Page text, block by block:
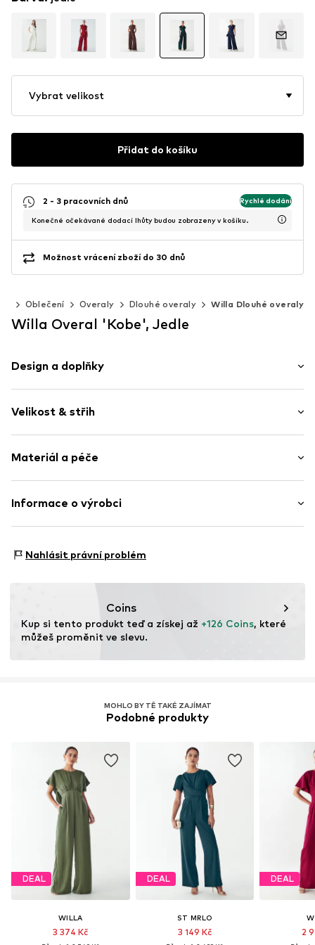
Vybrat velikost
Přidat do košíku
2 - 3 pracovních dnů Rychlé dodání
Konečné očekávané dodací lhůty budou zobrazeny v košíku.
Možnost vrácení zboží do 30 dnů
Oblečení Overaly Dlouhé overaly Willa Dlouhé overaly
Willa Overal 'Kobe', Jedle
Design a doplňky
Košilový límec (klasický)
Sklady
Nařásněné
Boční průhmatové kapsy
Velikost & střih
Délka: Dlouhé / Maxi
Střih: Normální střih
Materiál a péče
Materiál: 3% Elastan, 97% Polyester - PES
Informace o výrobci
10117 Berlin
Nahlásit právní problém
Coins
Kup si tento produkt teď a získej až +126 Coins, které
můžeš proměnit ve slevu.
MOHLO BY TĚ TAKÉ ZAJÍMAT
Podobné produkty
DEAL
WILLA
3 374 Kč
DEAL
ST MRLO
3 149 Kč
DEAL
2